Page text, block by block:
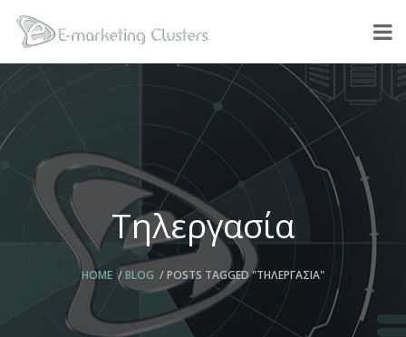
Τηλεργασία
HOME BLOG POSTS TAGGED "ΤΗΛΕΡΓΑΣΊΑ"